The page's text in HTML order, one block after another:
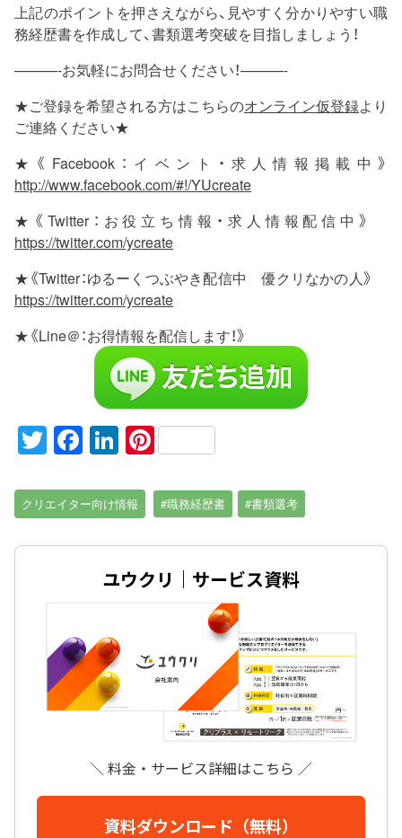
上記のポイントを押さえながら、見やすく分かりやすい職
務経歴書を作成して、書類選考突破を目指しましょう！
———-お気軽にお問合せください！———-
★ご登録を希望される方はこちらのオンライン仮登録より
ご連絡ください★
★《Facebook：イベント・求人情報掲載中》
http://www.facebook.com/#!/YUcreate
★《Twitter：お役立ち情報・求人情報配信中》
https://twitter.com/ycreate
★《Twitter：ゆるーくつぶやき配信中 優クリなかの人》
https://twitter.com/ycreate
★《Line＠：お得情報を配信します！》
Twitter
Facebook
LinkedIn
Pinterest
クリエイター向け情報 #職務経歴書 #書類選考
ユウクリ｜サービス資料
＼ 料金・サービス詳細はこちら ／
資料ダウンロード（無料）